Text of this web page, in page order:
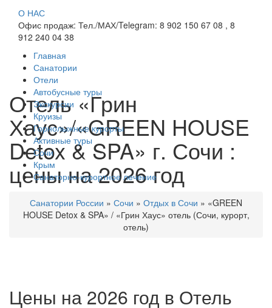
О НАС
Офис продаж: Тел./МАХ/Telegram: 8 902 150 67 08 , 8
912 240 04 38
Главная
Санатории
Отели
Автобусные туры
Экскурсии
Круизы
Горнолыжные курорты
Активные туры
Сочи
Крым
Санаторно-курортное лечение
Отель «Грин
Хаус»/«GREEN HOUSE
Detox & SPA» г. Сочи :
цены на 2026 год
Санатории России » Сочи » Отдых в Сочи » «GREEN
HOUSE Detox & SPA» / «Грин Хаус» отель (Сочи, курорт,
отель)
Цены на 2026 год в Отель